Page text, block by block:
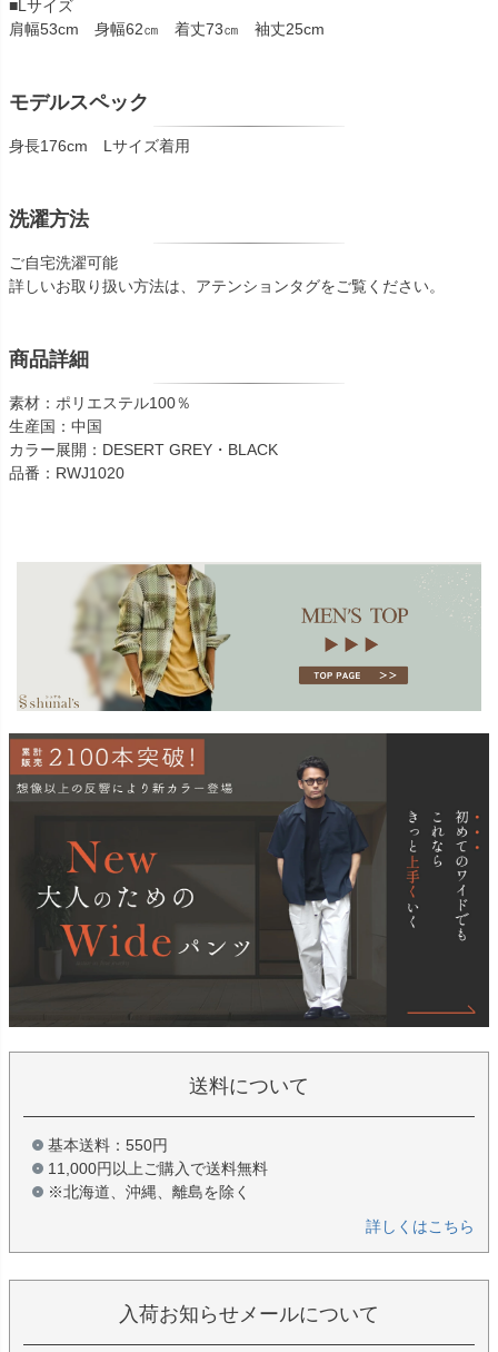
■Lサイズ
肩幅53cm 身幅62㎝ 着丈73㎝ 袖丈25cm
モデルスペック
身長176cm Lサイズ着用
洗濯方法
ご自宅洗濯可能
詳しいお取り扱い方法は、アテンションタグをご覧ください。
商品詳細
素材：ポリエステル100％
生産国：中国
カラー展開：DESERT GREY・BLACK
品番：RWJ1020
送料について
基本送料：550円
11,000円以上ご購入で送料無料
※北海道、沖縄、離島を除く
詳しくはこちら
入荷お知らせメールについて